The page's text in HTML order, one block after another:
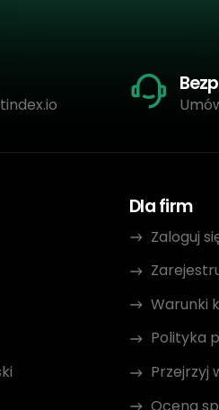
Dla firm
Zaloguj
Warunki
Polityka
Przejrzyj
Ocena